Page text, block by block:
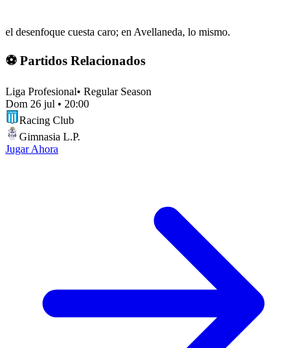
el desenfoque cuesta caro; en Avellaneda, lo mismo.
⚽ Partidos Relacionados
Liga Profesional• Regular Season
Dom 26 jul • 20:00
Racing Club
Gimnasia L.P.
Jugar Ahora